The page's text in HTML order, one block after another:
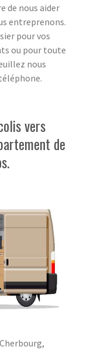
de nous aider
entreprenons.
pour vos
ou pour toute
nous
vers
de